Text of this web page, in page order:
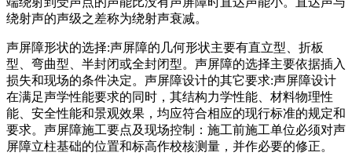
绕射声的声级之差称为绕射声衰减。
声屏障形状的选择:声屏障的几何形状主要有直立型、折板
型、弯曲型、半封闭或全封闭型。声屏障的选择主要依据插入
损失和现场的条件决定。声屏障设计的其它要求:声屏障设计
在满足声学性能要求的同时，其结构力学性能、材料物理性
能、安全性能和景观效果，均应符合相应的现行标准的规定和
要求。声屏障施工要点及现场控制：施工前施工单位必须对声
屏障立柱基础的位置和标高作校核测量，并作必要的修正。